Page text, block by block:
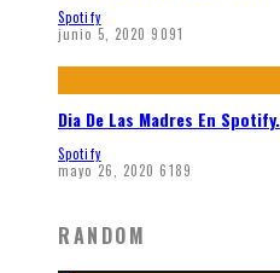
Spotify
junio 5, 2020 9091
Dia De Las Madres En Spotify.
Spotify
mayo 26, 2020 6189
RANDOM